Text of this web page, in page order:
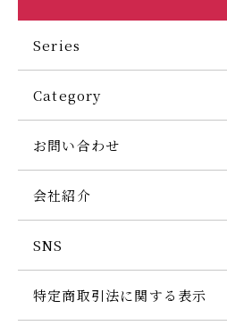
Series
Category
お問い合わせ
会社紹介
SNS
特定商取引法に関する表示